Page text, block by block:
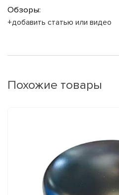
Обзоры:
+добавить статью или видео
Похожие товары